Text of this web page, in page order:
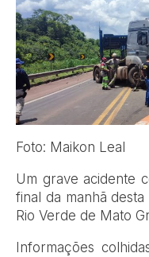
Foto: Maikon Leal
Um grave acidente
final da manhã
Rio Verde de Mato
Informações